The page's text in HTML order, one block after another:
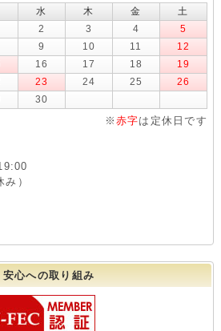
水 木 金
土
2 3 4
5
9 10 11
12
16 17 18
19
23 24 25
26
30
※ 赤字は定休日です
）
安心への取り組み